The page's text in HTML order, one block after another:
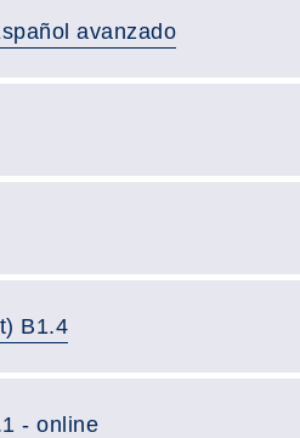
avanzado
B1.4
- online